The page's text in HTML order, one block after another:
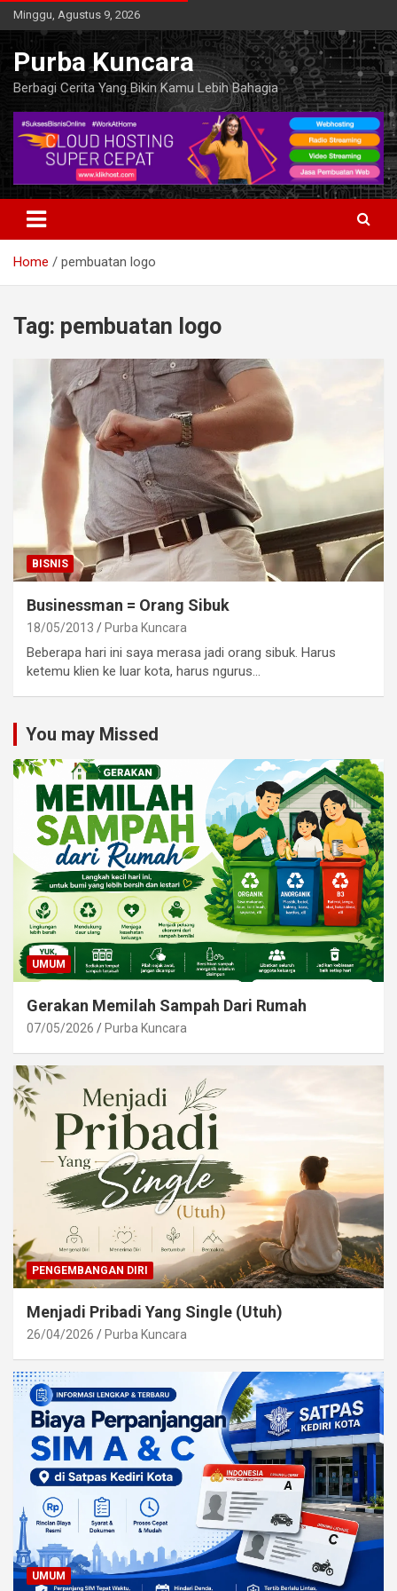
Skip
to
content
Minggu, Agustus 9, 2026
Purba Kuncara
Berbagi Cerita Yang Bikin Kamu Lebih Bahagia
Home pembuatan logo
Tag: pembuatan logo
BISNIS
Businessman = Orang Sibuk
18/05/2013 Purba Kuncara
Beberapa hari ini saya merasa jadi orang sibuk. Harus
ketemu klien ke luar kota, harus ngurus…
You may Missed
UMUM
Gerakan Memilah Sampah Dari Rumah
07/05/2026 Purba Kuncara
PENGEMBANGAN DIRI
Menjadi Pribadi Yang Single (Utuh)
26/04/2026 Purba Kuncara
UMUM